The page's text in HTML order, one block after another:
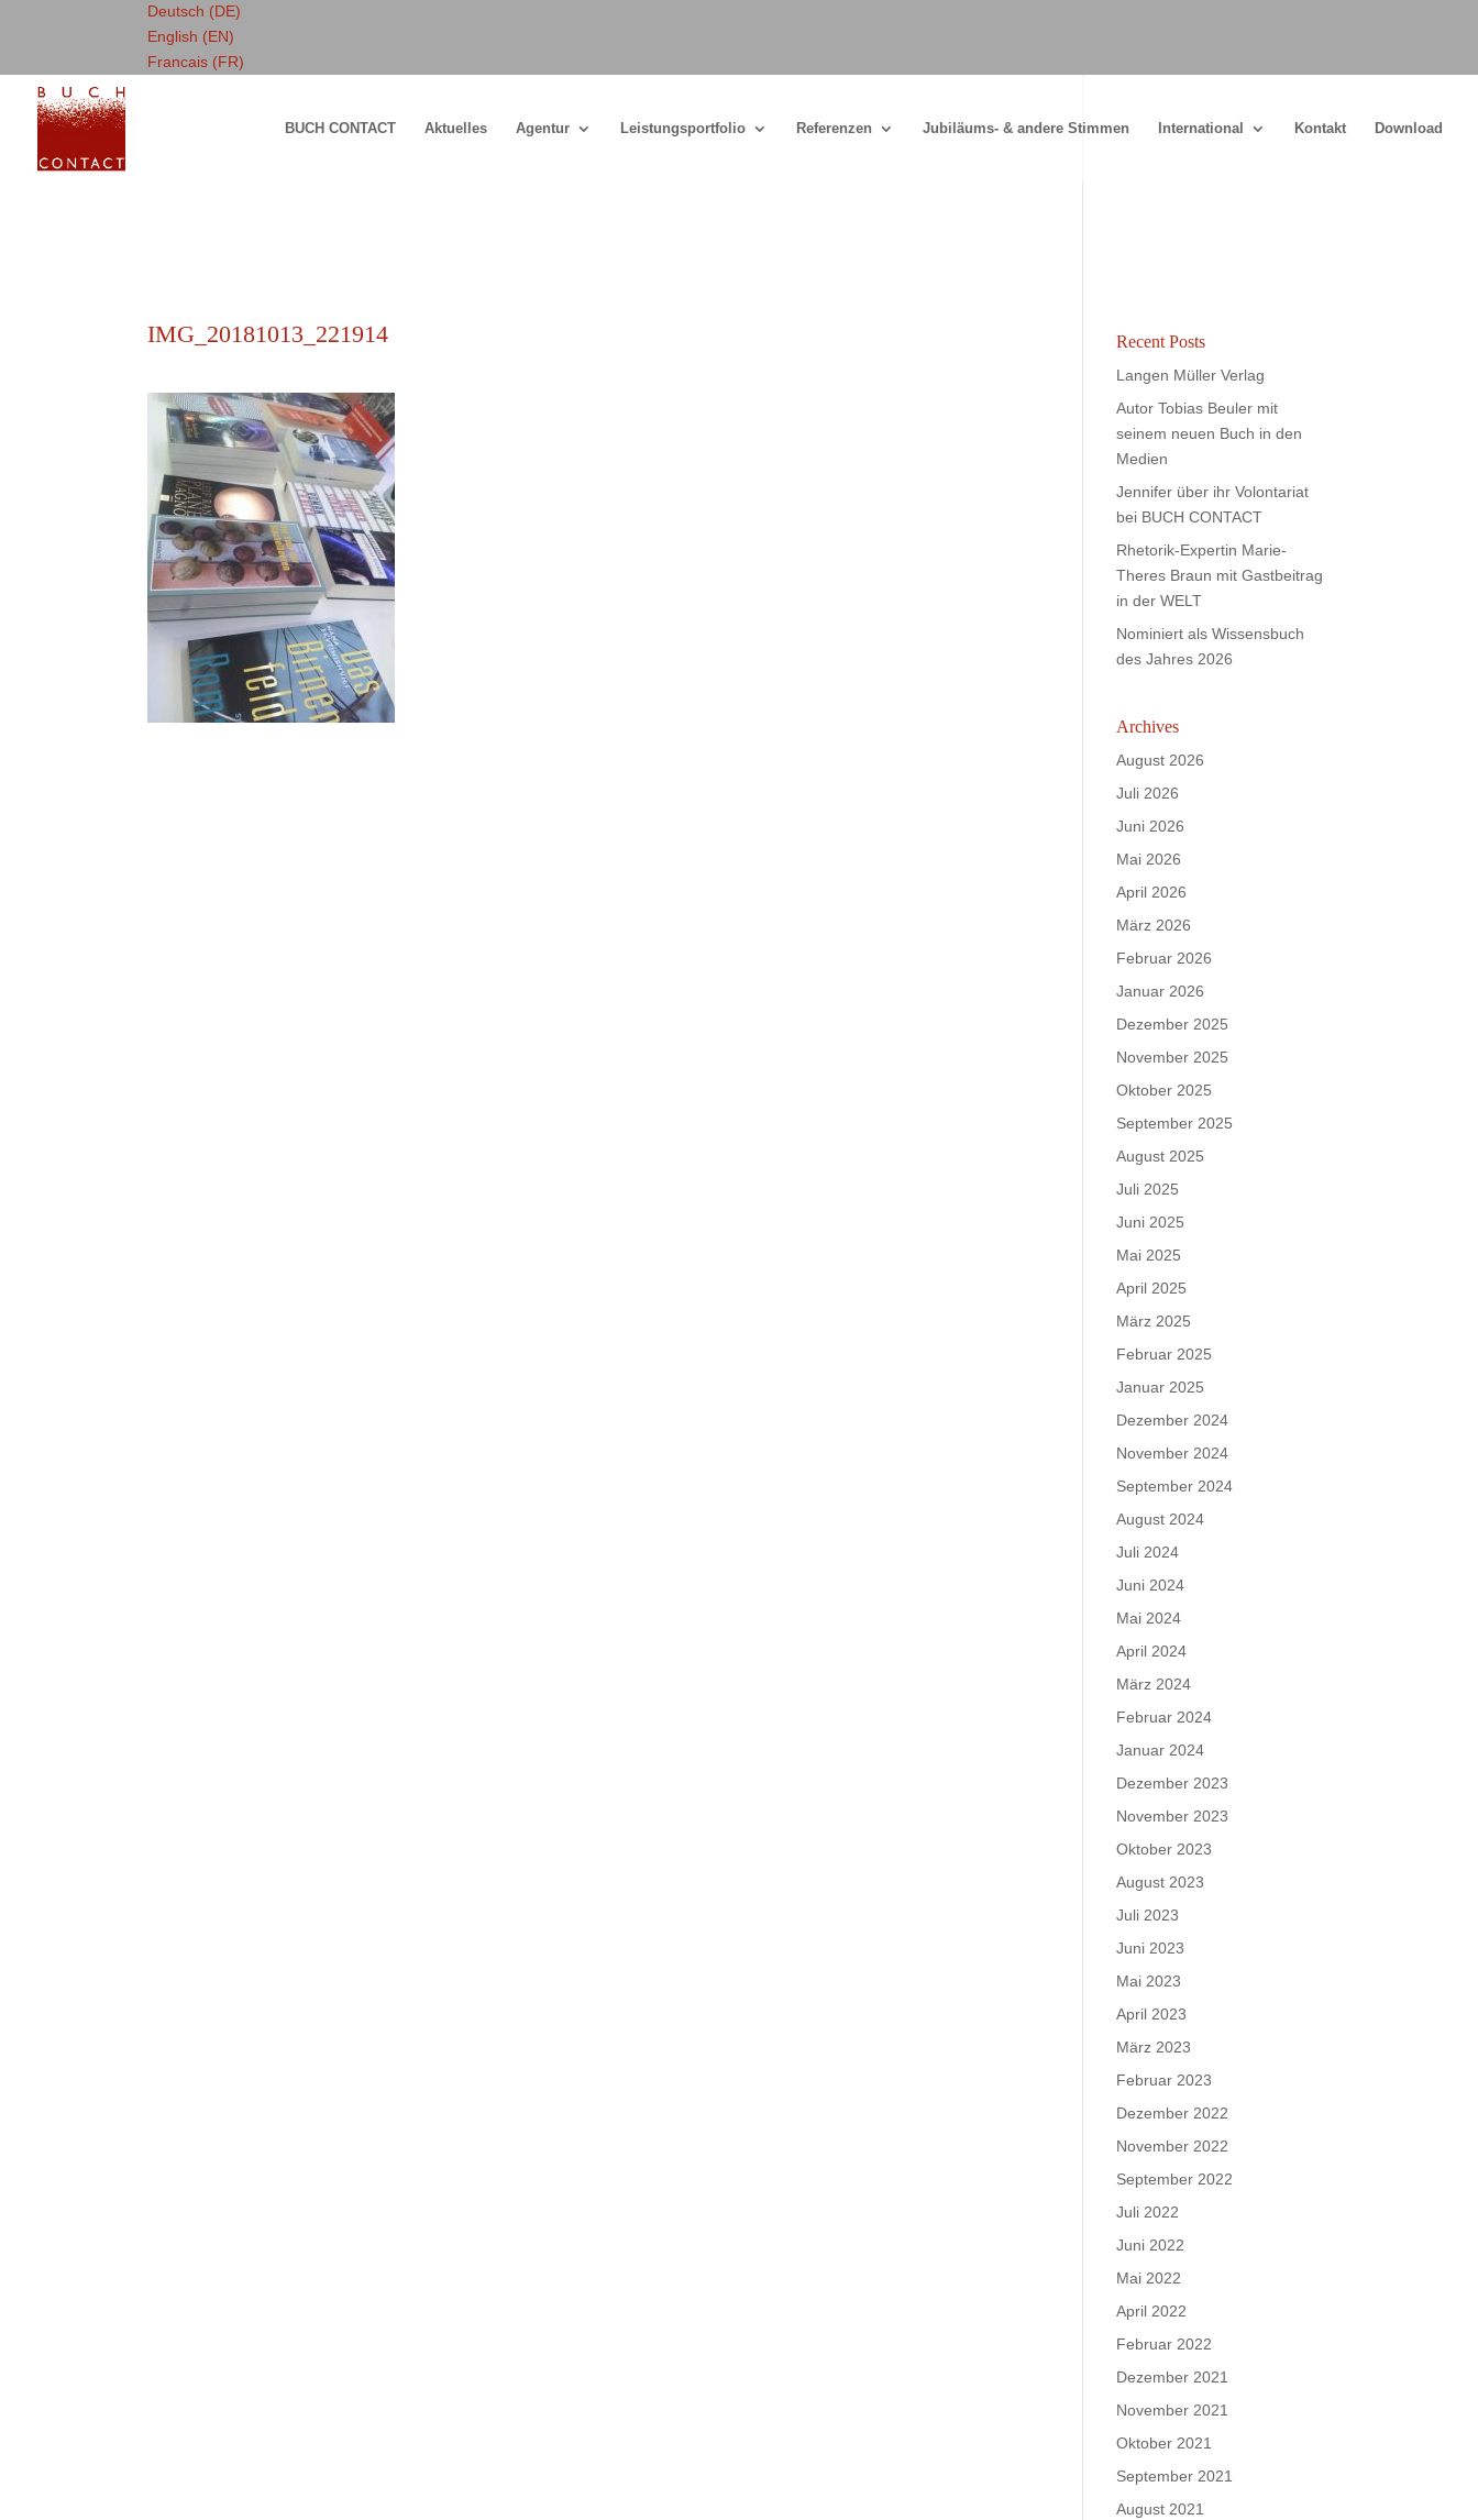
Deutsch (DE)
English (EN)
Francais (FR)
BUCH CONTACT Aktuelles Agentur Leistungsportfolio Referenzen Jubiläums- & andere Stimmen International Kontakt Download
IMG_20181013_221914 Recent Posts
Langen Müller Verlag
Autor Tobias Beuler mit
seinem neuen Buch in den
Medien
Jennifer über ihr Volontariat
bei BUCH CONTACT
Rhetorik-Expertin Marie-
Theres Braun mit Gastbeitrag
in der WELT
Nominiert als Wissensbuch
des Jahres 2026
Archives
August 2026
Juli 2026
Juni 2026
Mai 2026
April 2026
März 2026
Februar 2026
Januar 2026
Dezember 2025
November 2025
Oktober 2025
September 2025
August 2025
Juli 2025
Juni 2025
Mai 2025
April 2025
März 2025
Februar 2025
Januar 2025
Dezember 2024
November 2024
September 2024
August 2024
Juli 2024
Juni 2024
Mai 2024
April 2024
März 2024
Februar 2024
Januar 2024
Dezember 2023
November 2023
Oktober 2023
August 2023
Juli 2023
Juni 2023
Mai 2023
April 2023
März 2023
Februar 2023
Dezember 2022
November 2022
September 2022
Juli 2022
Juni 2022
Mai 2022
April 2022
Februar 2022
Dezember 2021
November 2021
Oktober 2021
September 2021
August 2021